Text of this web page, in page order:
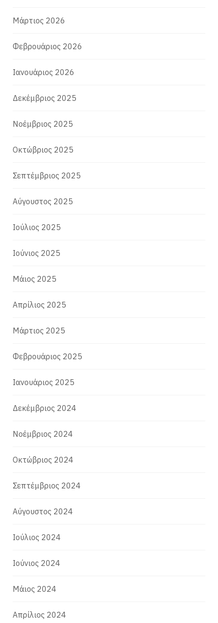
Μάρτιος 2026
Φεβρουάριος 2026
Ιανουάριος 2026
Δεκέμβριος 2025
Νοέμβριος 2025
Οκτώβριος 2025
Σεπτέμβριος 2025
Αύγουστος 2025
Ιούλιος 2025
Ιούνιος 2025
Μάιος 2025
Απρίλιος 2025
Μάρτιος 2025
Φεβρουάριος 2025
Ιανουάριος 2025
Δεκέμβριος 2024
Νοέμβριος 2024
Οκτώβριος 2024
Σεπτέμβριος 2024
Αύγουστος 2024
Ιούλιος 2024
Ιούνιος 2024
Μάιος 2024
Απρίλιος 2024